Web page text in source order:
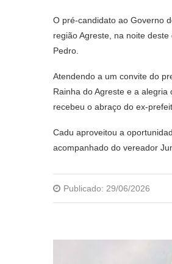
O pré-candidato ao Governo
região Agreste, na noite
Pedro.
Atendendo a um convite do
Rainha do Agreste e a
recebeu o abraço do ex-
Cadu aproveitou a
acompanhado do vereador
Publicado: 29/06/2026